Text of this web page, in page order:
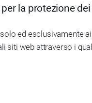
la protezione
ed esclusivamente
siti web attraverso i